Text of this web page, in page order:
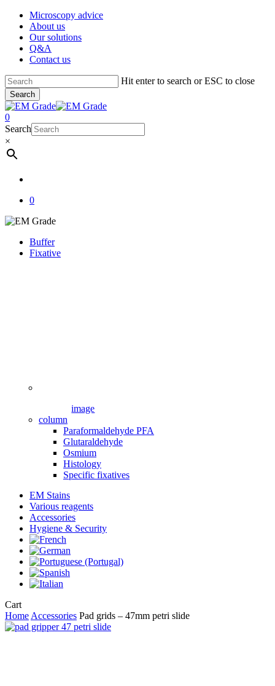
Skip
main
content
Microscopy advice
About us
Our solutions
Q&A
Contact us
Hit enter to search or ESC to close
Search
Close
Search
account
0
Menu
Search
×
0
Buffer
Fixative
image
column
Paraformaldehyde PFA
Glutaraldehyde
Osmium
Histology
Specific fixatives
EM Stains
Various reagents
Accessories
Hygiene & Security
CartClose
Cart
Home Accessories Pad grids – 47mm petri slide